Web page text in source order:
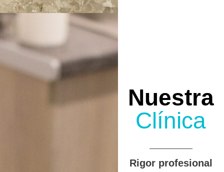
Nuestra
Clínica
Rigor profesional